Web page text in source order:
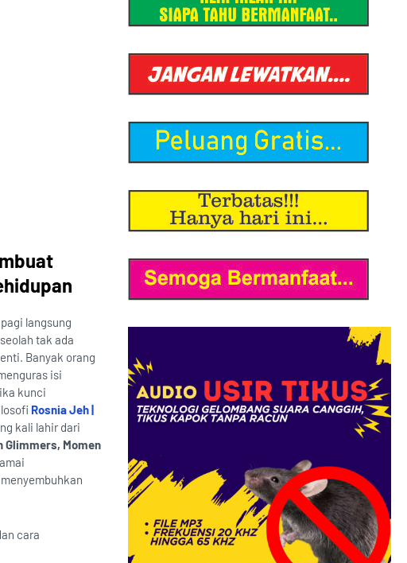
langsung
tak ada
Banyak orang
isi
kunci
Rosnia Jeh |
kali lahir dari
Glimmers, Momen
cara